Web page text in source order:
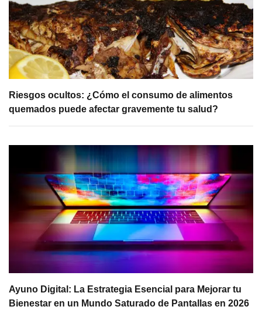
Riesgos ocultos: ¿Cómo el consumo de alimentos
quemados puede afectar gravemente tu salud?
Ayuno Digital: La Estrategia Esencial para Mejorar tu
Bienestar en un Mundo Saturado de Pantallas en 2026